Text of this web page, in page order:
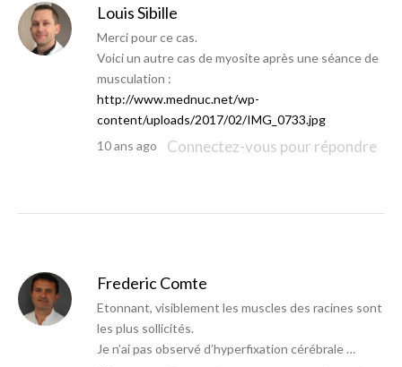
Louis Sibille
Merci pour ce cas.
Voici un autre cas de myosite après une séance de
musculation :
http://www.mednuc.net/wp-
content/uploads/2017/02/IMG_0733.jpg
10 ans ago
Connectez-vous pour répondre
Frederic Comte
Etonnant, visiblement les muscles des racines sont
les plus sollicités.
Je n’ai pas observé d’hyperfixation cérébrale …